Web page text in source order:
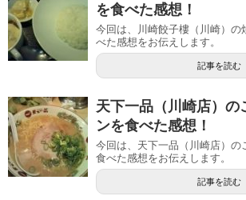
を食べた感想！
今回は、川崎餃子樓（川崎）の
べた感想をお伝えします。
記事を読む
天下一品（川崎店）の
ンを食べた感想！
今回は、天下一品（川崎店）の
食べた感想をお伝えします。
記事を読む